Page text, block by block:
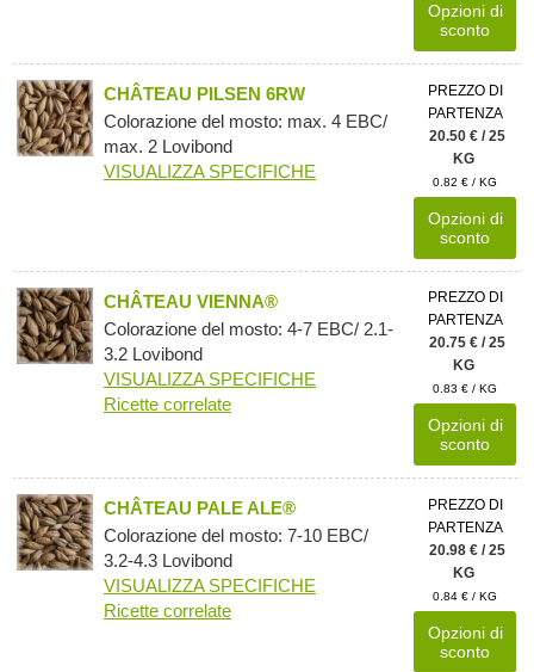
Opzioni di
sconto
CHÂTEAU PILSEN 6RW
Colorazione del mosto: max. 4 EBC/
max. 2 Lovibond
VISUALIZZA SPECIFICHE
PREZZO DI
PARTENZA
20.50 € / 25
KG
0.82 € / KG
Opzioni di
sconto
CHÂTEAU VIENNA®
Colorazione del mosto: 4-7 EBC/ 2.1-
3.2 Lovibond
VISUALIZZA SPECIFICHE
Ricette correlate
PREZZO DI
PARTENZA
20.75 € / 25
KG
0.83 € / KG
Opzioni di
sconto
CHÂTEAU PALE ALE®
Colorazione del mosto: 7-10 EBC/
3.2-4.3 Lovibond
VISUALIZZA SPECIFICHE
Ricette correlate
PREZZO DI
PARTENZA
20.98 € / 25
KG
0.84 € / KG
Opzioni di
sconto